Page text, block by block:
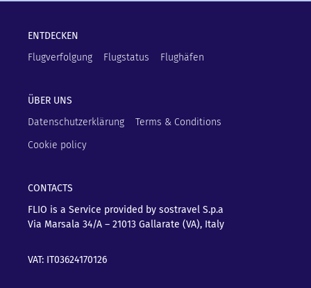
ENTDECKEN
Flugverfolgung
Flugstatus Flughäfen
ÜBER UNS
Datenschutzerklärung
Terms & Conditions
Cookie policy
CONTACTS
FLIO is a Service provided by sostravel S.p.a
Via Marsala 34/A – 21013 Gallarate (VA), Italy
VAT: IT03624170126